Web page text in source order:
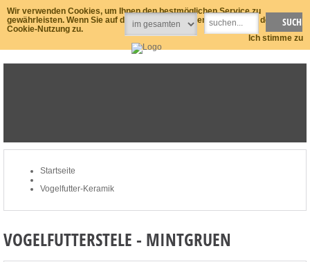
Wir verwenden Cookies, um Ihnen den bestmöglichen Service zu
gewährleisten. Wenn Sie auf der Seite weitersurfen stimmen Sie der
Cookie-Nutzung zu.
Ich stimme zu
Startseite
Vogelfutter-Keramik
VOGELFUTTERSTELE - MINTGRUEN